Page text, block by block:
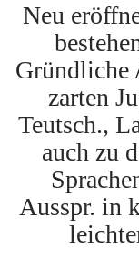
Neu
Gründliche
zarten
Teutsch.,
auch zu
Ausspr. in